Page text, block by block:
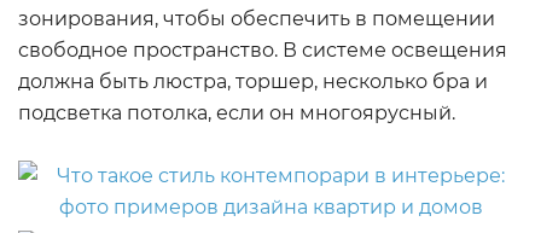
зонирования, чтобы обеспечить в помещении
свободное пространство. В системе освещения
должна быть люстра, торшер, несколько бра и
подсветка потолка, если он многоярусный.